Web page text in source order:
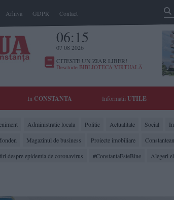
Arhiva GDPR Contact
06:15
07 08 2026
CITESTE UN ZIAR LIBER!
Deschide BIBLIOTECA VIRTUALĂ
In CONSTANTA Informatii UTILE
Administratie locala Politic Actualitate Social
Magazinul de business Proiecte imobiliare
despre epidemia de coronavirus
#ConstantaEsteBine Alegeri